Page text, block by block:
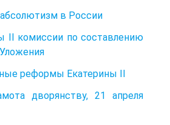
в России
II комиссии по составлению
реформы Екатерины II
дворянству, 21 апреля